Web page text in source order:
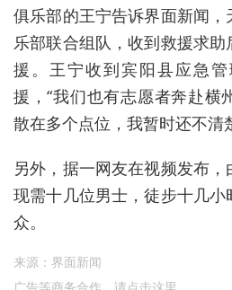
俱乐部的王宁告诉界面新闻，
乐部联合组队，收到救援求
援。 王宁收到宾阳县应急
援，“我们也有志愿者奔赴横
散在多个点位，我暂时还不清
另外，据一网友在视频发布，
现需十几位男士，徒步十几
众。
来源：界面新闻
广告等商务合作， 请点击这里